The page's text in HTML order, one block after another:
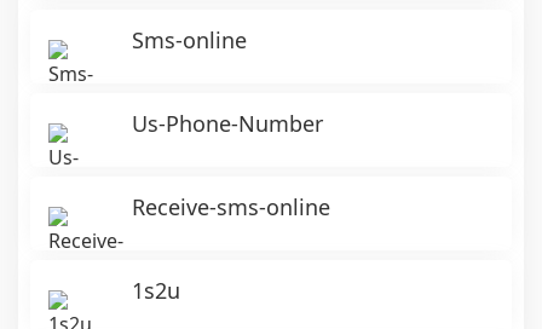
Sms-online
Us-Phone-Number
Receive-sms-online
1s2u